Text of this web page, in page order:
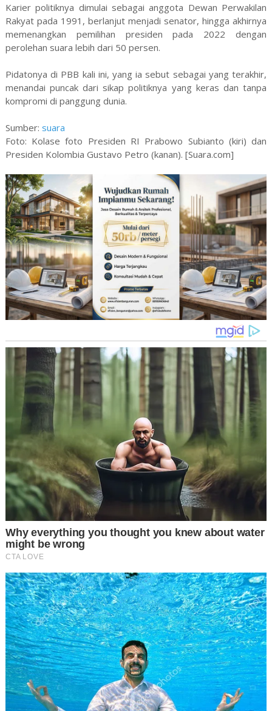
Karier politiknya dimulai sebagai anggota Dewan Perwakilan
Rakyat pada 1991, berlanjut menjadi senator, hingga akhirnya
memenangkan pemilihan presiden pada 2022 dengan
perolehan suara lebih dari 50 persen.
Pidatonya di PBB kali ini, yang ia sebut sebagai yang terakhir,
menandai puncak dari sikap politiknya yang keras dan tanpa
kompromi di panggung dunia.
Sumber: suara
Foto: Kolase foto Presiden RI Prabowo Subianto (kiri) dan
Presiden Kolombia Gustavo Petro (kanan). [Suara.com]